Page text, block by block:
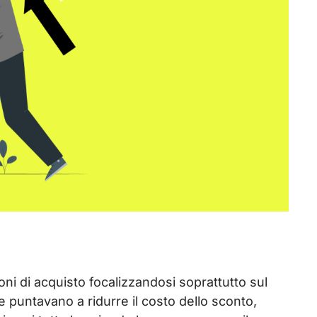
di acquisto focalizzandosi soprattutto sul
puntavano a ridurre il costo dello sconto,